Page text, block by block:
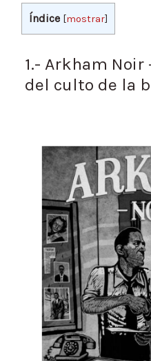
Índice [mostrar]
1.- Arkham
del culto de la